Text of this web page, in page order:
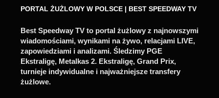
PORTAL ŻUŻLOWY W POLSCE | BEST SPEEDWAY TV
Best Speedway TV to portal żużlowy z najnowszymi
wiadomościami, wynikami na żywo, relacjami LIVE,
zapowiedziami i analizami. Śledzimy PGE
Ekstraligę, Metalkas 2. Ekstraligę, Grand Prix,
turnieje indywidualne i najważniejsze transfery
żużlowe.